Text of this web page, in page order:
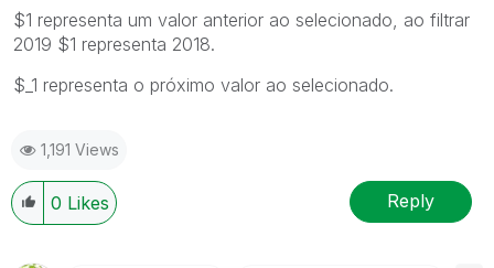
$1 representa um valor anterior ao selecionado, ao filtrar
2019 $1 representa 2018.
$_1 representa o próximo valor ao selecionado.
1,191 Views
0 Likes Reply